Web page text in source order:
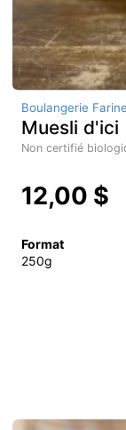
Boulangerie Farine
Muesli d'ici
Non certifié
12,00 $
Format
250g